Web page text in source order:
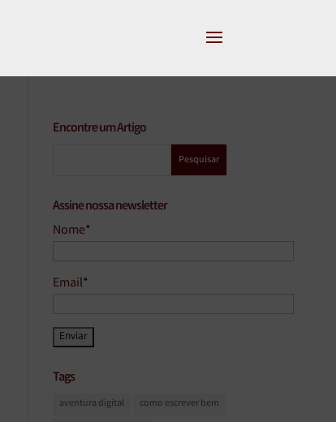
Encontre um Artigo
Assine nossa newsletter
Nome*
Email*
Tags
aventura digital
como escrever bem